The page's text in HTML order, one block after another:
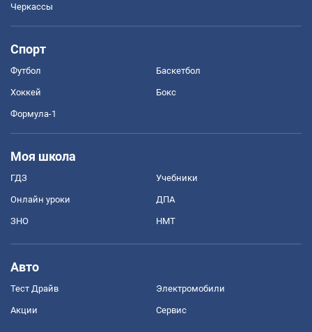
Черкассы
Спорт
Футбол Баскетбол
Хоккей Бокс
Формула-1
Моя школа
ГДЗ Учебники
Онлайн уроки ДПА
ЗНО НМТ
Авто
Тест Драйв Электромобили
Акции Сервис